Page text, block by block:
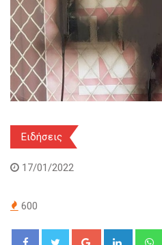
Ειδήσεις
17/01/2022
600
Google+ LinkedIn